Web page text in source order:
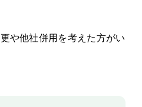
や他社併用を考えた方がい